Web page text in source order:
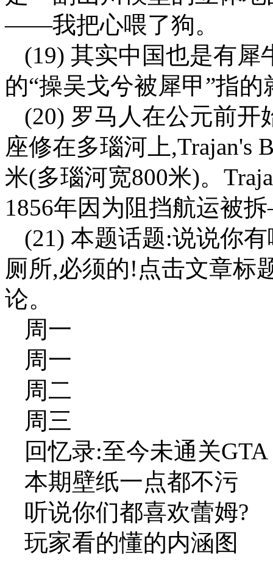
——我把心喂了狗。
(19) 其实中国也是有犀
的“操吴戈兮被犀甲”指
(20) 罗马人在公元前
座修在多瑙河上,Trajan's
米(多瑙河宽800米)。
1856年因为阻挡航运被
(21) 本题话题:说说你
厕所,必须的!点击文章标
论。
周一
周一
周二
周三
回忆录:至今未通关GTA
本期壁纸一点都不污
听说你们都喜欢蕾姆?
玩家看的懂的内涵图